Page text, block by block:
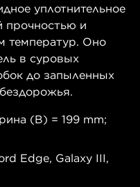
уплотнительное
прочностью и
температур. Оно
в суровых
до запыленных
(B) = 199 mm;
Edge, Galaxy III,